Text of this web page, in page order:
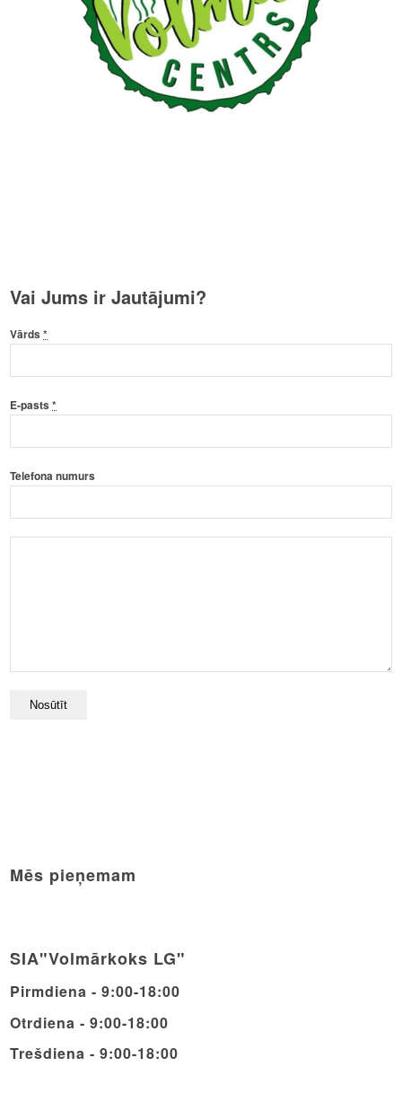
Vai Jums ir Jautājumi?
Vārds*
E-pasts*
Telefona numurs
Mēs pieņemam
SIA"Volmārkoks LG"
Pirmdiena - 9:00-18:00
Otrdiena - 9:00-18:00
Trešdiena - 9:00-18:00